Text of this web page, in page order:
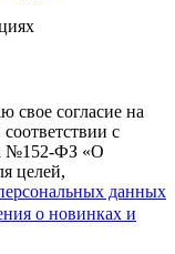
свое согласие на
с
№152-ФЗ «О
целей,
данных
о новинках и